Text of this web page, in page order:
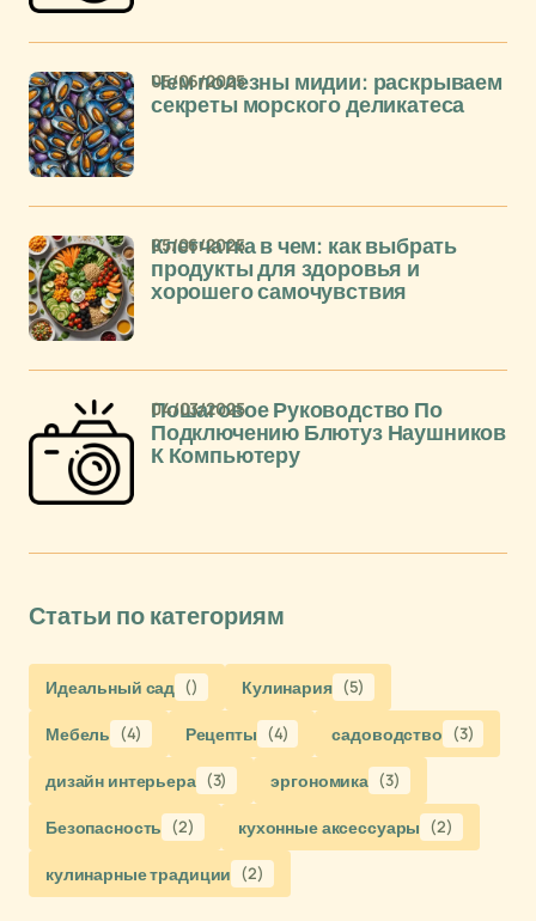
Чем полезны мидии: раскрываем
секреты морского деликатеса
05/06/2025
Клетчатка в чем: как выбрать
продукты для здоровья и
хорошего самочувствия
05/06/2025
Пошаговое Руководство По
Подключению Блютуз Наушников
К Компьютеру
04/03/2025
Статьи по категориям
Идеальный сад () Кулинария (5)
Мебель (4) Рецепты (4) садоводство (3)
дизайн интерьера (3) эргономика (3)
Безопасность (2) кухонные аксессуары (2)
кулинарные традиции (2)